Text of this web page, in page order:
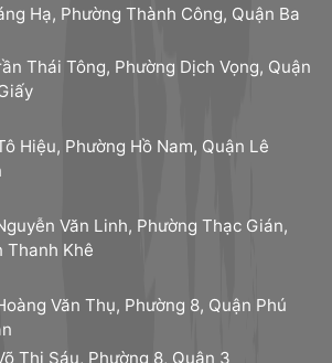
Hạ, Phường Thành Công, Quận Ba
Thái Tông, Phường Dịch Vọng, Quận
Hiệu, Phường Hồ Nam, Quận Lê
Văn Linh, Phường Thạc Gián,
Thanh Khê
Văn Thụ, Phường 8, Quận Phú
Thị Sáu, Phường 8, Quận 3